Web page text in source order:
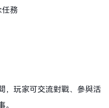
任務
，玩家可交流對戰、參與活